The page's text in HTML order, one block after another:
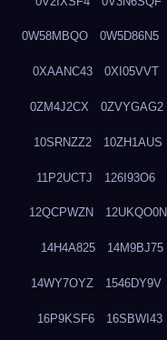
0W58MBQO 0W5D86N5
0XAANC43 0XI05VVT
0ZM4J2CX 0ZVYGAG2
10SRNZZ2 10ZH1AUS
11P2UCTJ 126I93O6
12QCPWZN 12UKQO0N
14H4A825 14M9BJ75
14WY7OYZ 1546DY9V
16P9KSF6 16SBWI43